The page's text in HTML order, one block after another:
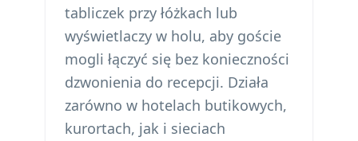
tabliczek przy łóżkach lub
wyświetlaczy w holu, aby goście
mogli łączyć się bez konieczności
dzwonienia do recepcji. Działa
zarówno w hotelach butikowych,
kurortach, jak i sieciach